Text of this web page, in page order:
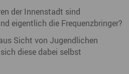
der Innenstadt sind
eigentlich die Frequenzbringer?
Sicht von Jugendlichen
diese dabei selbst